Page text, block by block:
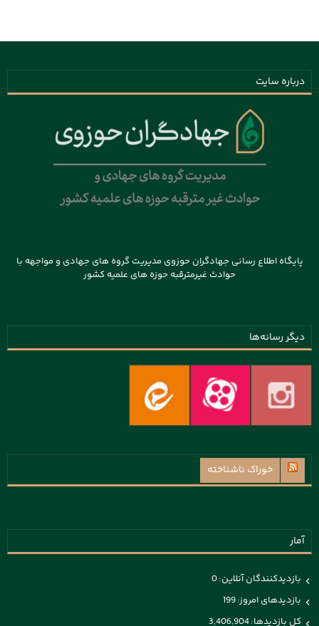
درباره سایت
پایگاه اطلاع رسانی جهادگران حوزوی مدیریت گروه های جهادی و مواجهه با
حوادث غیرمترقبه حوزه های علمیه کشور
دیگر رسانه‌ها
خوراک ناشناخته
آمار
بازدیدکنندگان آنلاین:0
بازدیدهای امروز:199
کل بازدیدها:3,406,904